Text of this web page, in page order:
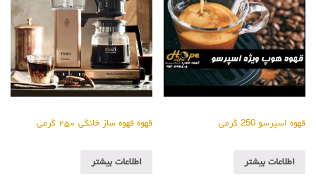
قهوه اسپرسو 250 گرمی
اطلاعات بیشتر
قهوه قهوه ساز خانگی ۲۵۰ گرمی
اطلاعات بیشتر